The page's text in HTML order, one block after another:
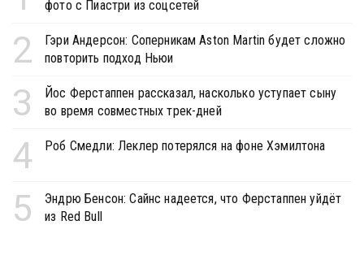
фото с Пиастри из соцсетей
2
Гэри Андерсон: Соперникам Aston Martin будет сложно
повторить подход Ньюи
3
Йос Ферстаппен рассказал, насколько уступает сыну
во время совместных трек-дней
4 Роб Смедли: Леклер потерялся на фоне Хэмилтона
5
Эндрю Бенсон: Сайнс надеется, что Ферстаппен уйдёт
из Red Bull